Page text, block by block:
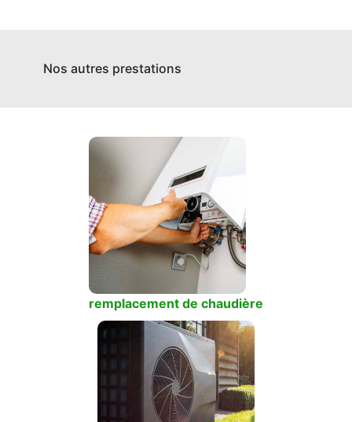
Nos autres prestations
remplacement de chaudière